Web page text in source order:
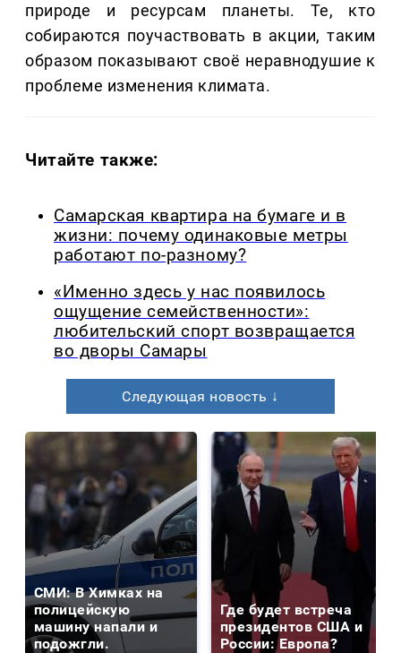
природе и ресурсам планеты. Те, кто
собираются поучаствовать в акции, таким
образом показывают своё неравнодушие к
проблеме изменения климата.
Читайте также:
Самарская квартира на бумаге и в
жизни: почему одинаковые метры
работают по-разному?
«Именно здесь у нас появилось
ощущение семейственности»:
любительский спорт возвращается
во дворы Самары
Следующая новость ↓
СМИ: В Химках на
полицейскую
машину напали и
подожгли.
Где будет встреча
президентов США и
России: Европа?